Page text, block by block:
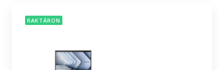
RAKTÁRON